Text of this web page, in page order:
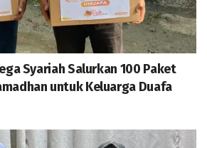
Syariah Salurkan 100 Paket
untuk Keluarga Duafa